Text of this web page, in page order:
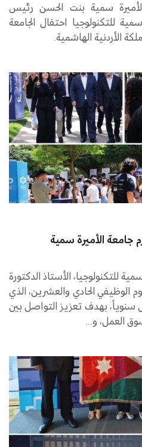
سمية بنت الحسن رئيس
للتكنولوجيا احتفال الجامعة
الأردنية الهاشمية.
الـ21 في حرم جامعة الأميرة سمية
للتكنولوجيا، الأستاذ الدكتورة
الوظيفي الحادي والعشرين، الذي
سنوياً، بهدف تعزيز التواصل بين
العمل، و...